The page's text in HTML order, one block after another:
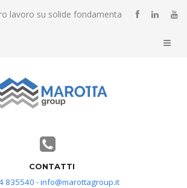
lavoro su solide fondamenta
CONTATTI
835540 - info@marottagroup.it